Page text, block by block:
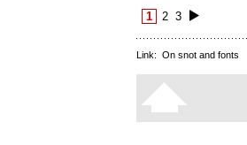
1 2 3
Link: On snot and fonts